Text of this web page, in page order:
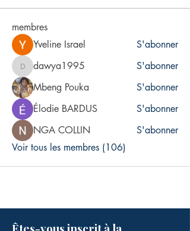
membres
Yveline Israel
S'abonner
dawya1995
dawya1995
S'abonner
Mbeng Pouka
S'abonner
Élodie BARDUS
S'abonner
NGA COLLIN
S'abonner
Voir tous les membres (106)